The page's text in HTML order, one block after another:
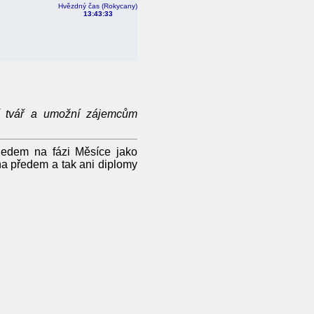
Hvězdný čas (Rokycany)
13:43:33
a umožní zájemcům
na fázi Měsíce jako
předem a tak ani diplomy